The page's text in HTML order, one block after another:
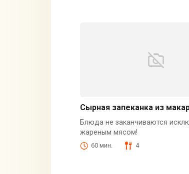
Сырная запеканка из
Блюда не заканчиваются
жареным мясом!
60 мин. 4